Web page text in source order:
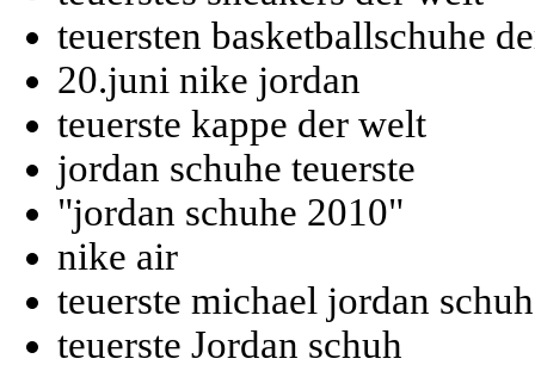
teuersten basketballschuhe
20.juni nike jordan
teuerste kappe der welt
jordan schuhe teuerste
"jordan schuhe 2010"
nike air
teuerste michael jordan
teuerste Jordan schuh